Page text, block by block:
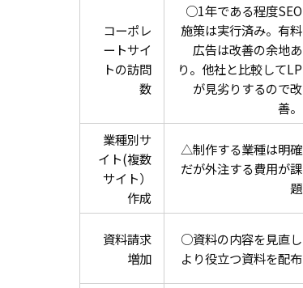
コーポレ
ートサイ
トの訪問
数
○1年である程度SEO
施策は実行済み。有料
広告は改善の余地あ
り。他社と比較してLP
が見劣りするので改
善。
業種別サ
イト(複数
サイト）
作成
△制作する業種は明確
だが外注する費用が課
題
資料請求
増加
○資料の内容を見直し
より役立つ資料を配布